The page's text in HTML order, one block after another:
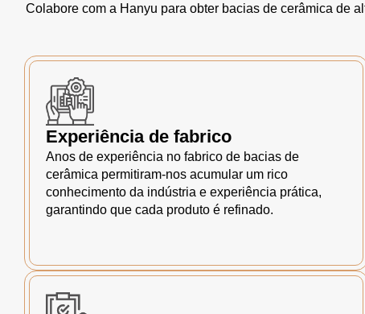
Colabore com a Hanyu para obter bacias de cerâmica de
Experiência de fabrico
Anos de experiência no fabrico de bacias de
cerâmica permitiram-nos acumular um rico
conhecimento da indústria e experiência prática,
garantindo que cada produto é refinado.